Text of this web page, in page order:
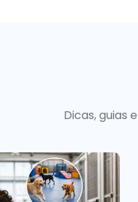
Dicas, guias